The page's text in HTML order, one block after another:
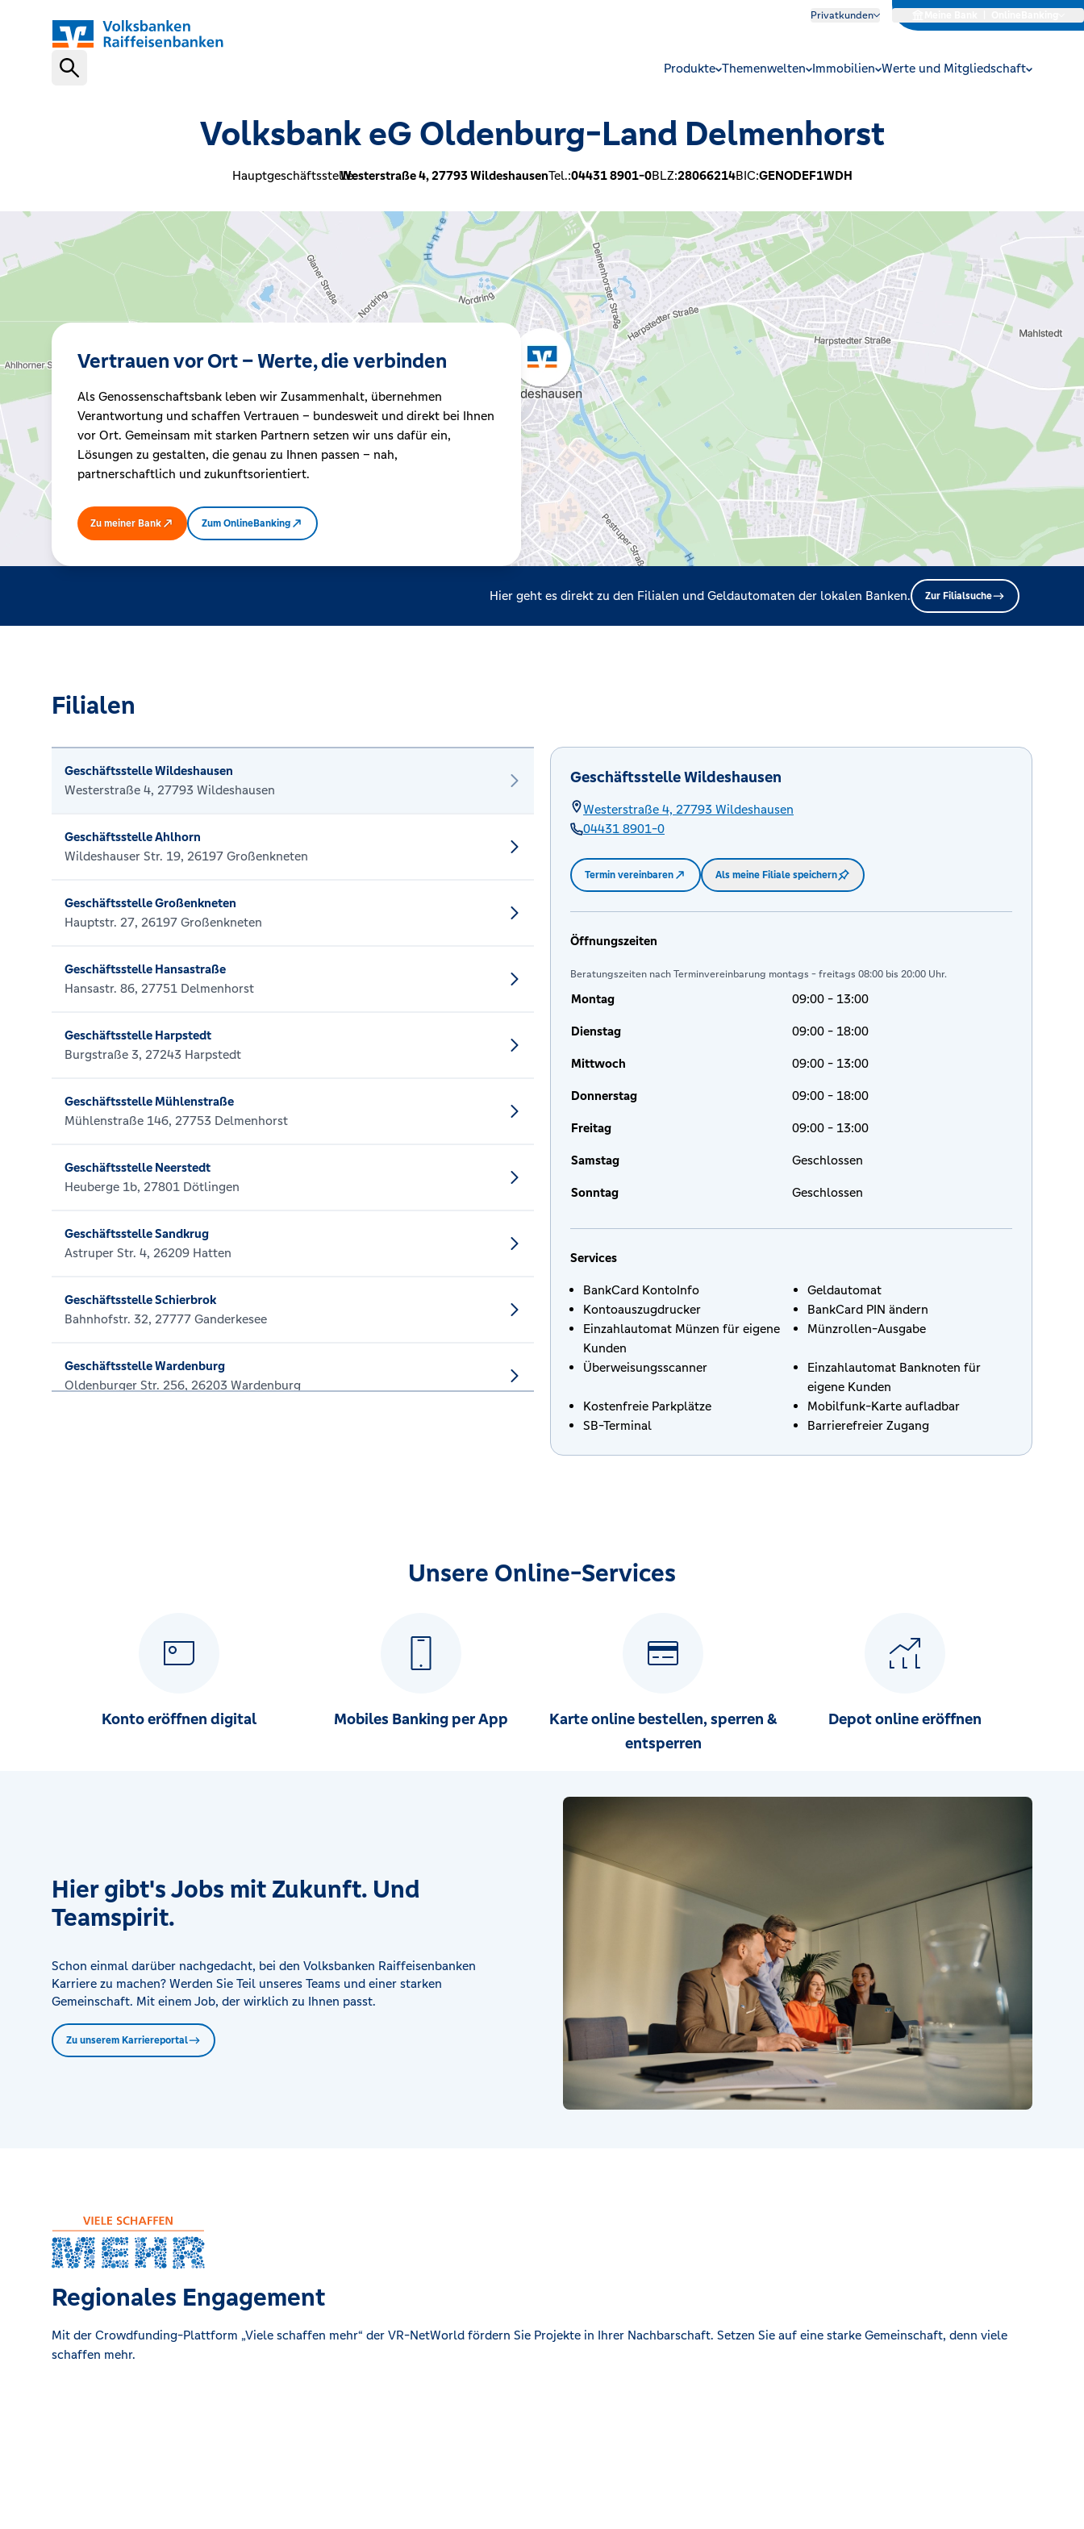
Privatkunden
VR Banking App
Kreditrechner
Immobilien
Produkte Themenwelten Immobilien Werte und Mitgliedschaft
Volksbank eG Oldenburg-Land Delmenhorst
Hauptgeschäftsstelle:Westerstraße 4,27793WildeshausenTel.:04431 8901-0BLZ:28066214BIC:GENODEF1WDH
Vertrauen vor Ort – Werte, die verbinden
Als Genossenschaftsbank leben wir Zusammenhalt, übernehmen
Verantwortung und schaffen Vertrauen – bundesweit und direkt bei Ihnen
vor Ort. Gemeinsam mit starken Partnern setzen wir uns dafür ein,
Lösungen zu gestalten, die genau zu Ihnen passen – nah,
partnerschaftlich und zukunftsorientiert.
Zu meiner Bank Zum OnlineBanking
Hier geht es direkt zu den Filialen und Geldautomaten der lokalen Banken. Zur Filialsuche
Filialen
Geschäftsstelle Wildeshausen
Westerstraße 4, 27793 Wildeshausen
Geschäftsstelle Ahlhorn
Wildeshauser Str. 19, 26197 Großenkneten
Geschäftsstelle Großenkneten
Hauptstr. 27, 26197 Großenkneten
Geschäftsstelle Hansastraße
Hansastr. 86, 27751 Delmenhorst
Geschäftsstelle Harpstedt
Burgstraße 3, 27243 Harpstedt
Geschäftsstelle Mühlenstraße
Mühlenstraße 146, 27753 Delmenhorst
Geschäftsstelle Neerstedt
Heuberge 1b, 27801 Dötlingen
Geschäftsstelle Sandkrug
Astruper Str. 4, 26209 Hatten
Geschäftsstelle Schierbrok
Bahnhofstr. 32, 27777 Ganderkesee
Geschäftsstelle Wardenburg
Oldenburger Str. 256, 26203 Wardenburg
Bahnhofstr. 49-51, 26197 Großenkneten
Oldenburger Str. 74, 27753 Delmenhorst
SB-Geschäftsstelle Lange Straße, Delmenhorst
Lange Str. 27, 27749 Delmenhorst
Geschäftsstelle Wildeshausen
Westerstraße 4, 27793 Wildeshausen
04431 8901-0
Termin vereinbaren Als meine Filiale speichern
Öffnungszeiten
Beratungszeiten nach Terminvereinbarung montags - freitags 08:00 bis 20:00 Uhr.
Montag 09:00 - 13:00
Dienstag 09:00 - 18:00
Mittwoch 09:00 - 13:00
Donnerstag 09:00 - 18:00
Freitag 09:00 - 13:00
Samstag Geschlossen
Sonntag Geschlossen
Services
BankCard KontoInfo
Geldautomat
Kontoauszugdrucker
BankCard PIN ändern
Einzahlautomat Münzen für eigene
Kunden
Münzrollen-Ausgabe
Überweisungsscanner
Einzahlautomat Banknoten für
eigene Kunden
Kostenfreie Parkplätze
Mobilfunk-Karte aufladbar
SB-Terminal
Barrierefreier Zugang
Unsere Online-Services
Konto eröffnen digital Mobiles Banking per App
Karte online bestellen, sperren &
entsperren
Depot online eröffnen
Hier gibt's Jobs mit Zukunft. Und
Teamspirit.
Schon einmal darüber nachgedacht, bei den Volksbanken Raiffeisenbanken
Karriere zu machen? Werden Sie Teil unseres Teams und einer starken
Gemeinschaft. Mit einem Job, der wirklich zu Ihnen passt.
Zu unserem Karriereportal
Regionales Engagement
Mit der Crowdfunding-Plattform „Viele schaffen mehr“ der VR-NetWorld fördern Sie Projekte in Ihrer Nachbarschaft. Setzen Sie auf eine starke Gemeinschaft, denn viele
schaffen mehr.